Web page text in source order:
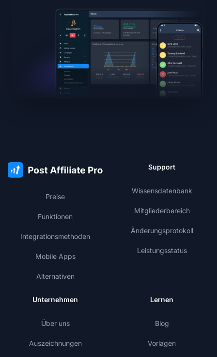
Preise
Funktionen
Integrationsmethoden
Mobile Apps
Alternativen
Support
Wissensdatenbank
Mitgliederbereich
Änderungsprotokoll
Leistungsstatus
Unternehmen
Über uns
Auszeichnungen
Lernen
Blog
Vorlagen